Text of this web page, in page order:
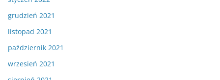
grudzień 2021
listopad 2021
październik 2021
wrzesień 2021